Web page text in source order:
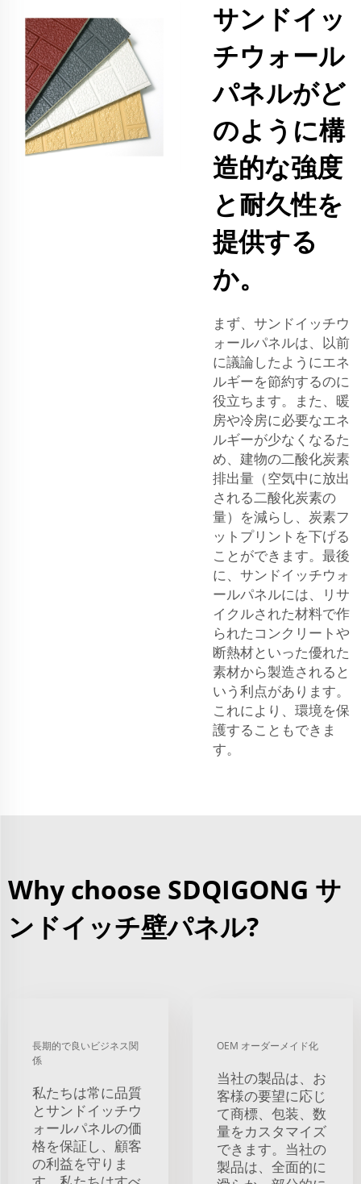
サンドイッ
チウォール
パネルがど
のように構
造的な強度
と耐久性を
提供する
か。
まず、サンドイッチウ
ォールパネルは、以前
に議論したようにエネ
ルギーを節約するのに
役立ちます。また、暖
房や冷房に必要なエネ
ルギーが少なくなるた
め、建物の二酸化炭素
排出量（空気中に放出
される二酸化炭素の
量）を減らし、炭素フ
ットプリントを下げる
ことができます。最後
に、サンドイッチウォ
ールパネルには、リサ
イクルされた材料で作
られたコンクリートや
断熱材といった優れた
素材から製造されると
いう利点があります。
これにより、環境を保
護することもできま
す。
Why choose SDQIGONG サ
ンドイッチ壁パネル?
長期的で良いビジネス関
係
私たちは常に品質
とサンドイッチウ
ォールパネルの価
格を保証し、顧客
の利益を守りま
OEM オーダーメイド化
当社の製品は、お
客様の要望に応じ
て商標、包装、数
量をカスタマイズ
できます。当社の
製品は、全面的に